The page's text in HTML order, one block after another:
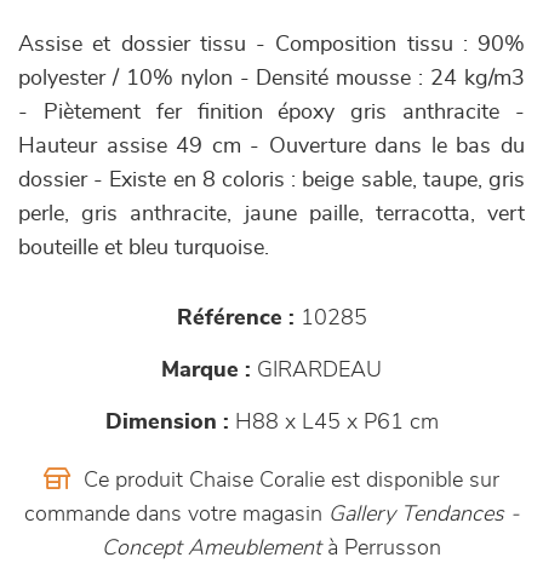
Assise et dossier tissu - Composition tissu : 90%
polyester / 10% nylon - Densité mousse : 24 kg/m3
- Piètement fer finition époxy gris anthracite -
Hauteur assise 49 cm - Ouverture dans le bas du
dossier - Existe en 8 coloris : beige sable, taupe, gris
perle, gris anthracite, jaune paille, terracotta, vert
bouteille et bleu turquoise.
Référence : 10285
Marque : GIRARDEAU
Dimension : H88 x L45 x P61 cm
Ce produit Chaise Coralie est disponible sur
commande dans votre magasin Gallery Tendances -
Concept Ameublement à Perrusson